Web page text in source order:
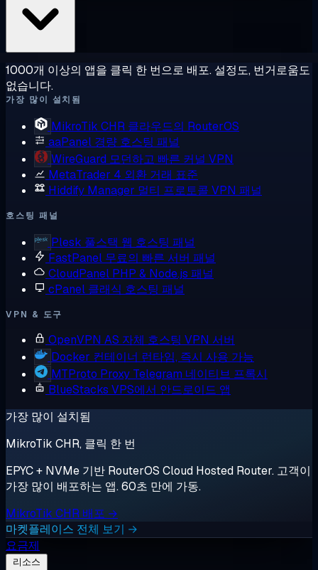
1000개 이상의 앱을 클릭 한 번으로 배포. 설정도, 번거로움도
없습니다.
가장 많이 설치됨
MikroTik CHR 클라우드의 RouterOS
aaPanel 경량 호스팅 패널
WireGuard 모던하고 빠른 커널 VPN
MetaTrader 4 외환 거래 표준
Hiddify Manager 멀티 프로토콜 VPN 패널
호스팅 패널
Plesk 풀스택 웹 호스팅 패널
FastPanel 무료의 빠른 서버 패널
CloudPanel PHP & Node.js 패널
cPanel 클래식 호스팅 패널
VPN & 도구
OpenVPN AS 자체 호스팅 VPN 서버
Docker 컨테이너 런타임, 즉시 사용 가능
MTProto Proxy Telegram 네이티브 프록시
BlueStacks VPS에서 안드로이드 앱
가장 많이 설치됨
MikroTik CHR, 클릭 한 번
EPYC + NVMe 기반 RouterOS Cloud Hosted Router. 고객이
가장 많이 배포하는 앱. 60초 만에 가동.
MikroTik CHR 배포 →
마켓플레이스 전체 보기 →
요금제